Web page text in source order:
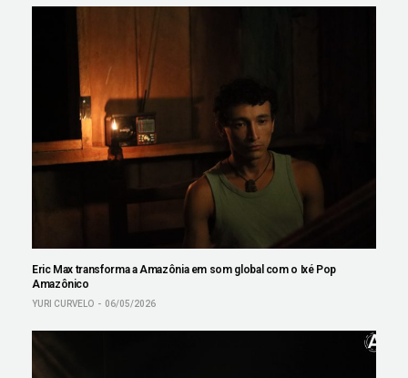
Eric Max transforma a Amazônia em som global com o Ixé Pop
Amazônico
YURI CURVELO 06/05/2026